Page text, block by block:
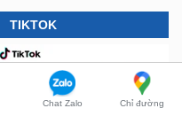
TIKTOK
Chat Zalo Chỉ đường